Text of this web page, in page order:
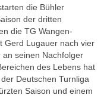
die Bühler
der dritten
die TG Wangen-
Gerd Lugauer nach vier
seinen Nachfolger
des Lebens hat
Deutschen Turnliga
Saison und einem